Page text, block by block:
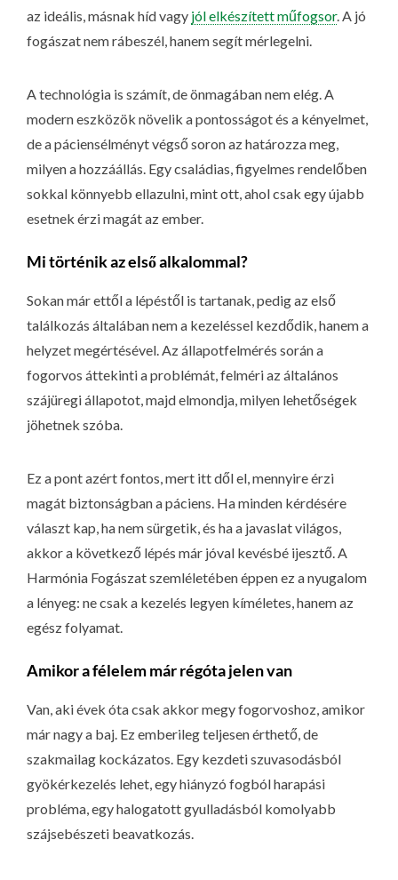
az ideális, másnak híd vagy jól elkészített műfogsor. A jó
fogászat nem rábeszél, hanem segít mérlegelni.
A technológia is számít, de önmagában nem elég. A
modern eszközök növelik a pontosságot és a kényelmet,
de a páciensélményt végső soron az határozza meg,
milyen a hozzáállás. Egy családias, figyelmes rendelőben
sokkal könnyebb ellazulni, mint ott, ahol csak egy újabb
esetnek érzi magát az ember.
Mi történik az első alkalommal?
Sokan már ettől a lépéstől is tartanak, pedig az első
találkozás általában nem a kezeléssel kezdődik, hanem a
helyzet megértésével. Az állapotfelmérés során a
fogorvos áttekinti a problémát, felméri az általános
szájüregi állapotot, majd elmondja, milyen lehetőségek
jöhetnek szóba.
Ez a pont azért fontos, mert itt dől el, mennyire érzi
magát biztonságban a páciens. Ha minden kérdésére
választ kap, ha nem sürgetik, és ha a javaslat világos,
akkor a következő lépés már jóval kevésbé ijesztő. A
Harmónia Fogászat szemléletében éppen ez a nyugalom
a lényeg: ne csak a kezelés legyen kíméletes, hanem az
egész folyamat.
Amikor a félelem már régóta jelen van
Van, aki évek óta csak akkor megy fogorvoshoz, amikor
már nagy a baj. Ez emberileg teljesen érthető, de
szakmailag kockázatos. Egy kezdeti szuvasodásból
gyökérkezelés lehet, egy hiányzó fogból harapási
probléma, egy halogatott gyulladásból komolyabb
szájsebészeti beavatkozás.